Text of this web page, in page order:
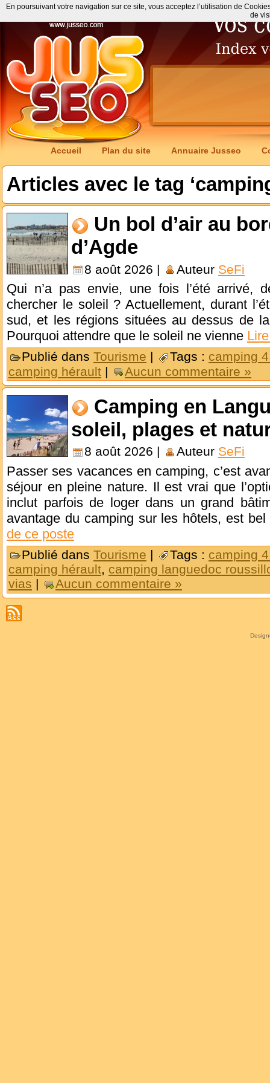
Accueil Plan du site Annuaire Jusseo
Articles avec le tag
Un bol d’air au
d’Agde
8 août 2026 | Auteur SeFi
Qui n’a pas envie, une fois l’été arrivé,
chercher le soleil ? Actuellement, durant
sud, et les régions situées au dessus de
Pourquoi attendre que le soleil ne vienne
Publié dans Tourisme | Tags : camping
camping hérault | Aucun commentaire »
Camping en
soleil, plages et
8 août 2026 | Auteur SeFi
Passer ses vacances en camping, c’est
séjour en pleine nature. Il est vrai que
inclut parfois de loger dans un grand
avantage du camping sur les hôtels, est
de ce poste
Publié dans Tourisme | Tags : camping
camping hérault, camping languedoc
vias | Aucun commentaire »
En poursuivant votre navigation sur ce site, vous acceptez l’utilisation de
de